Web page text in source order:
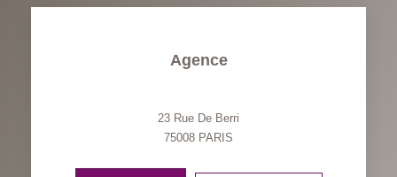
Agence
23 Rue De Berri
75008 PARIS